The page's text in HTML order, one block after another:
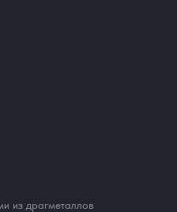
из драгметаллов